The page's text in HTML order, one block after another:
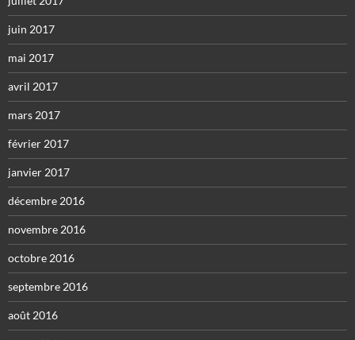
juin 2017
mai 2017
avril 2017
mars 2017
février 2017
janvier 2017
décembre 2016
novembre 2016
octobre 2016
septembre 2016
août 2016